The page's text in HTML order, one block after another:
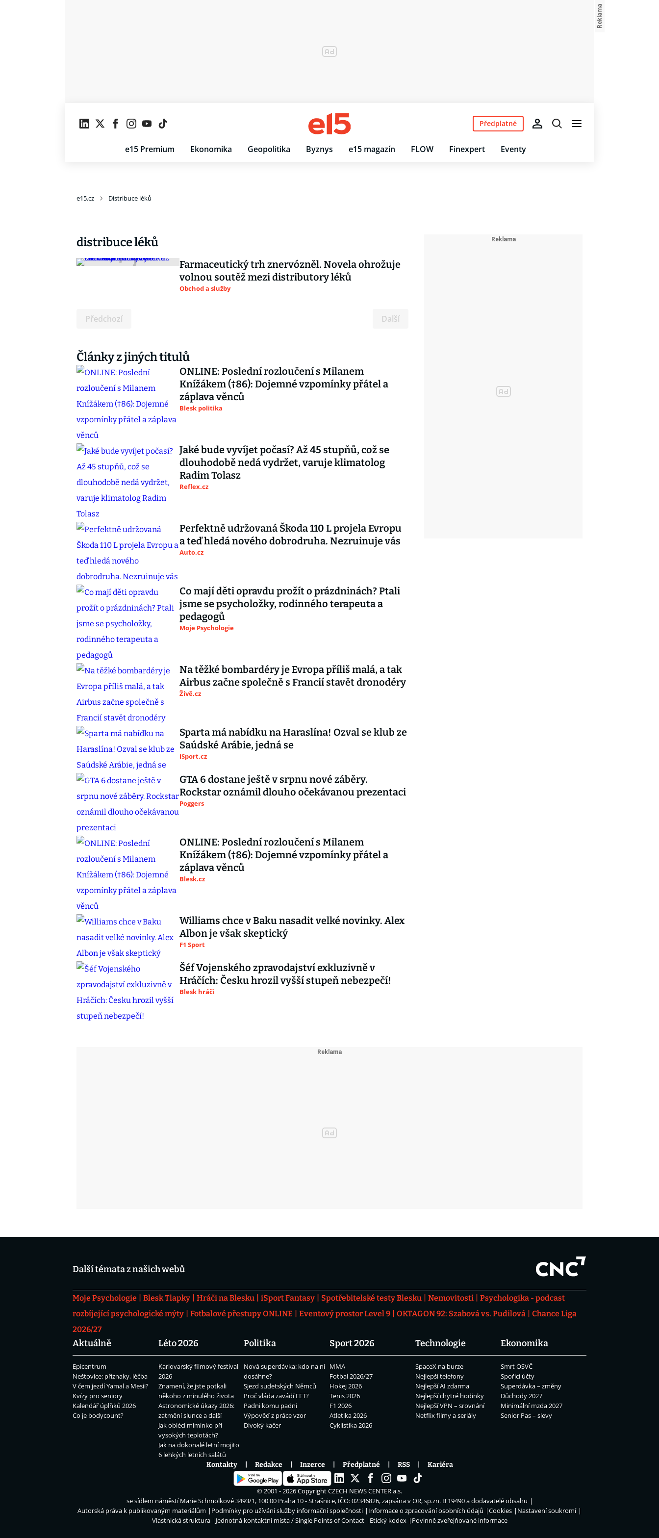
e15 Premium Ekonomika Geopolitika Byznys e15 magazín FLOW Finexpert Eventy
Předplatné
e15.cz Distribuce léků
distribuce léků
Farmaceutický trh znervózněl. Novela ohrožuje
volnou soutěž mezi distributory léků
Obchod a služby
Předchozí Další
Články z jiných titulů
ONLINE: Poslední rozloučení s Milanem
Knížákem (†86): Dojemné vzpomínky přátel a
záplava věnců
Blesk politika
Jaké bude vyvíjet počasí? Až 45 stupňů, což se
dlouhodobě nedá vydržet, varuje klimatolog
Radim Tolasz
Reflex.cz
Perfektně udržovaná Škoda 110 L projela Evropu
a teď hledá nového dobrodruha. Nezruinuje vás
Auto.cz
Co mají děti opravdu prožít o prázdninách? Ptali
jsme se psycholožky, rodinného terapeuta a
pedagogů
Moje Psychologie
Na těžké bombardéry je Evropa příliš malá, a tak
Airbus začne společně s Francií stavět dronodéry
Živě.cz
Sparta má nabídku na Haraslína! Ozval se klub ze
Saúdské Arábie, jedná se
iSport.cz
GTA 6 dostane ještě v srpnu nové záběry.
Rockstar oznámil dlouho očekávanou prezentaci
Poggers
ONLINE: Poslední rozloučení s Milanem
Knížákem (†86): Dojemné vzpomínky přátel a
záplava věnců
Blesk.cz
Williams chce v Baku nasadit velké novinky. Alex
Albon je však skeptický
F1 Sport
Šéf Vojenského zpravodajství exkluzivně v
Hráčích: Česku hrozil vyšší stupeň nebezpečí!
Blesk hráči
Další témata z našich webů
Moje Psychologie Blesk Tlapky Hráči na Blesku iSport Fantasy Spotřebitelské testy Blesku Nemovitosti
Psychologika - podcast
rozbíjející psychologické mýty
Fotbalové přestupy ONLINE Eventový prostor Level 9 OKTAGON 92: Szabová vs. Pudilová
Chance Liga
2026/27
Aktuálně
Epicentrum
Neštovice: příznaky, léčba
V čem jezdí Yamal a Mesii?
Kvízy pro seniory
Kalendář úplňků 2026
Co je bodycount?
Léto 2026
Karlovarský filmový festival
2026
Znamení, že jste potkali
někoho z minulého života
Astronomické úkazy 2026:
zatmění slunce a další
Jak obléci miminko při
vysokých teplotách?
Jak na dokonalé letní mojito
6 lehkých letních salátů
Politika
Nová superdávka: kdo na ní
dosáhne?
Sjezd sudetských Němců
Proč vláda zavádí EET?
Padni komu padni
Výpověď z práce vzor
Divoký kačer
Sport 2026
MMA
Fotbal 2026/27
Hokej 2026
Tenis 2026
F1 2026
Atletika 2026
Cyklistika 2026
Technologie
SpaceX na burze
Nejlepší telefony
Nejlepší AI zdarma
Nejlepší chytré hodinky
Nejlepší VPN – srovnání
Netflix filmy a seriály
Ekonomika
Smrt OSVČ
Spořicí účty
Superdávka – změny
Důchody 2027
Minimální mzda 2027
Senior Pas – slevy
Kontakty Redakce Inzerce Předplatné RSS Kariéra
© 2001 - 2026 CopyrightCZECH NEWS CENTER a.s.
se sídlem náměstí Marie Schmolkové 3493/1, 100 00 Praha 10 - Strašnice, IČO: 02346826, zapsána v OR, sp.zn. B 19490 a dodavatelé obsahu
Autorská práva k publikovaným materiálům
Podmínky pro užívání služby informační společnosti Informace o zpracování osobních údajů Cookies
Nastavení soukromí
Vlastnická struktura
Jednotná kontaktní místa / Single Points of Contact Etický kodex Povinně zveřejňované informace